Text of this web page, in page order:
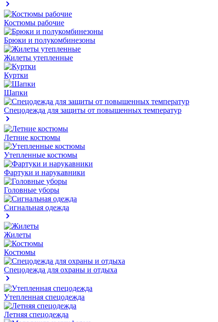
Костюмы рабочие
Брюки и полукомбинезоны
Жилеты утепленные
Куртки
Шапки
Спецодежда для защиты от повышенных температур
Летние костюмы
Утепленные костюмы
Фартуки и нарукавники
Головные уборы
Сигнальная одежда
Жилеты
Костюмы
Спецодежда для охраны и отдыха
Утепленная спецодежда
Летняя спецодежда